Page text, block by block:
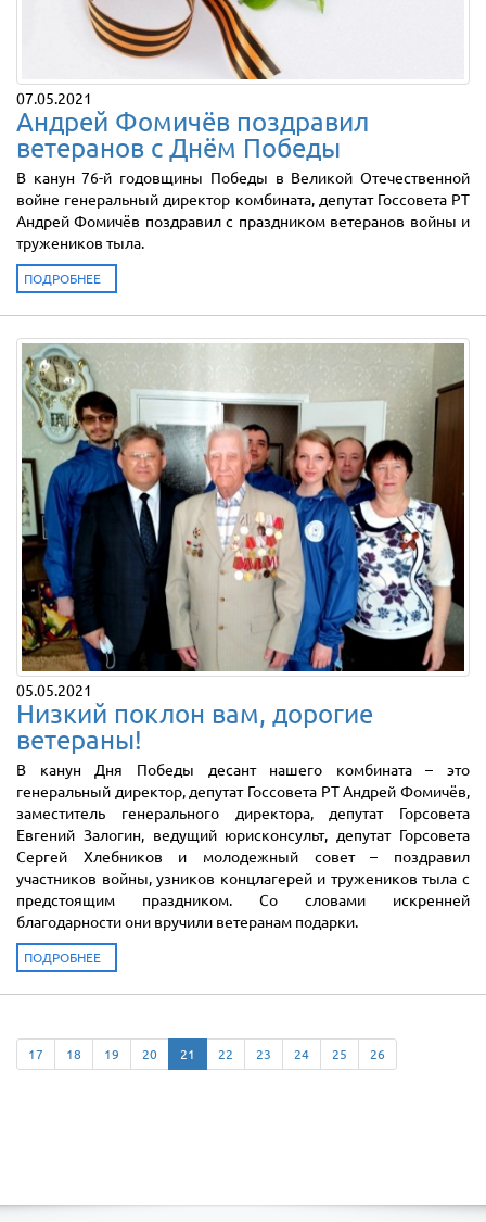
07.05.2021
Андрей Фомичёв поздравил
ветеранов с Днём Победы
В канун 76-й годовщины Победы в Великой Отечественной
войне генеральный директор комбината, депутат Госсовета РТ
Андрей Фомичёв поздравил с праздником ветеранов войны и
тружеников тыла.
ПОДРОБНЕЕ
05.05.2021
Низкий поклон вам, дорогие
ветераны!
В канун Дня Победы десант нашего комбината – это
генеральный директор, депутат Госсовета РТ Андрей Фомичёв,
заместитель генерального директора, депутат Горсовета
Евгений Залогин, ведущий юрисконсульт, депутат Горсовета
Сергей Хлебников и молодежный совет – поздравил
участников войны, узников концлагерей и тружеников тыла с
предстоящим праздником. Со словами искренней
благодарности они вручили ветеранам подарки.
ПОДРОБНЕЕ
17 18 19 20 21 22 23 24 25 26